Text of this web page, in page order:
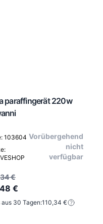
paraffingerät 220w
103604 Vorübergehend
nicht
verfügbar
€
€
aus 30 Tagen:110,34 €